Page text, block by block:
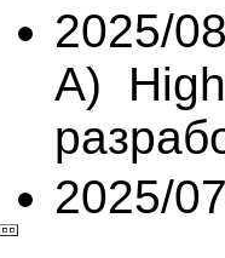
2025/
A)
2025/